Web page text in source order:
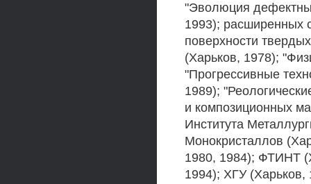
"Эволюция
1993); расширенных
поверхности
(Харьков, 1978);
"Прогрессивные
1989);
и композиционных
Института
Монокристаллов
1980, 1984); ФТИНТ
1994); ХГУ (Харьков,